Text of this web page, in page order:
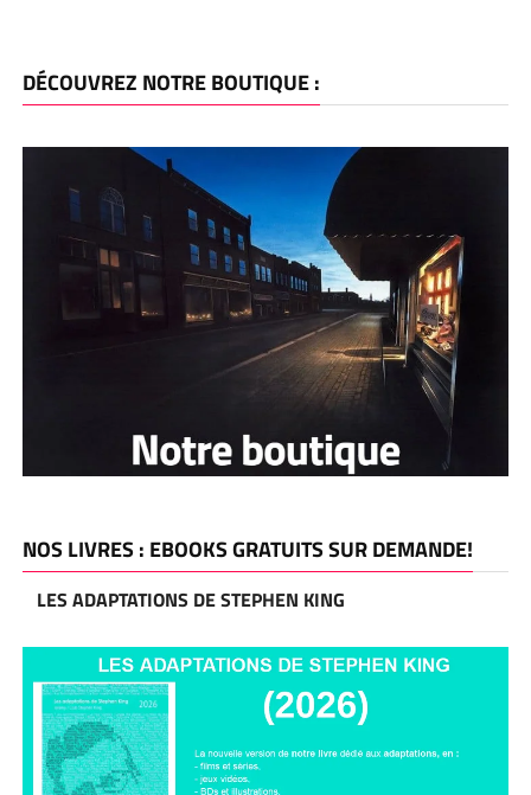
DÉCOUVREZ NOTRE BOUTIQUE :
NOS LIVRES : EBOOKS GRATUITS SUR DEMANDE!
LES ADAPTATIONS DE STEPHEN KING